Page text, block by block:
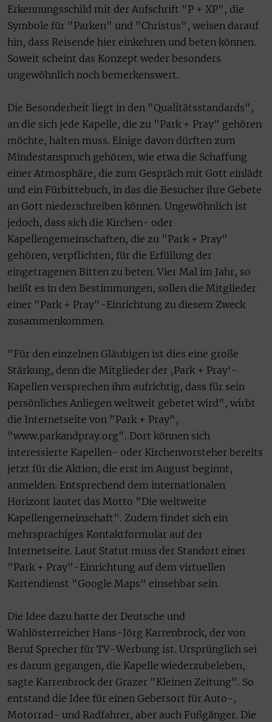
Erkennungsschild mit der Aufschrift "P + XP", die
Symbole für "Parken" und "Christus", weisen darauf
hin, dass Reisende hier einkehren und beten können.
Soweit scheint das Konzept weder besonders
ungewöhnlich noch bemerkenswert.
Die Besonderheit liegt in den "Qualitätsstandards",
an die sich jede Kapelle, die zu "Park + Pray" gehören
möchte, halten muss. Einige davon dürften zum
Mindestanspruch gehören, wie etwa die Schaffung
einer Atmosphäre, die zum Gespräch mit Gott einlädt
und ein Fürbittebuch, in das die Besucher ihre Gebete
an Gott niederschreiben können. Ungewöhnlich ist
jedoch, dass sich die Kirchen- oder
Kapellengemeinschaften, die zu "Park + Pray"
gehören, verpflichten, für die Erfüllung der
eingetragenen Bitten zu beten. Vier Mal im Jahr, so
heißt es in den Bestimmungen, sollen die Mitglieder
einer "Park + Pray"-Einrichtung zu diesem Zweck
zusammenkommen.
"Für den einzelnen Gläubigen ist dies eine große
Stärkung, denn die Mitglieder der ‚Park + Pray‘-
Kapellen versprechen ihm aufrichtig, dass für sein
persönliches Anliegen weltweit gebetet wird", wirbt
die Internetseite von "Park + Pray",
"www.parkandpray.org". Dort können sich
interessierte Kapellen- oder Kirchenvorsteher bereits
jetzt für die Aktion, die erst im August beginnt,
anmelden. Entsprechend dem internationalen
Horizont lautet das Motto "Die weltweite
Kapellengemeinschaft". Zudem findet sich ein
mehrsprachiges Kontaktformular auf der
Internetseite. Laut Statut muss der Standort einer
"Park + Pray"-Einrichtung auf dem virtuellen
Kartendienst "Google Maps" einsehbar sein.
Die Idee dazu hatte der Deutsche und
Wahlösterreicher Hans-Jörg Karrenbrock, der von
Beruf Sprecher für TV-Werbung ist. Ursprünglich sei
es darum gegangen, die Kapelle wiederzubeleben,
sagte Karrenbrock der Grazer "Kleinen Zeitung". So
entstand die Idee für einen Gebetsort für Auto-,
Motorrad- und Radfahrer, aber auch Fußgänger. Die